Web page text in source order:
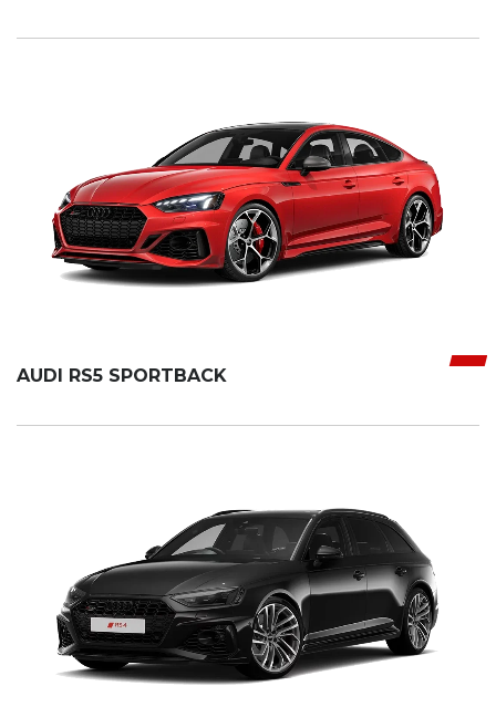
AUDI RS5 SPORTBACK